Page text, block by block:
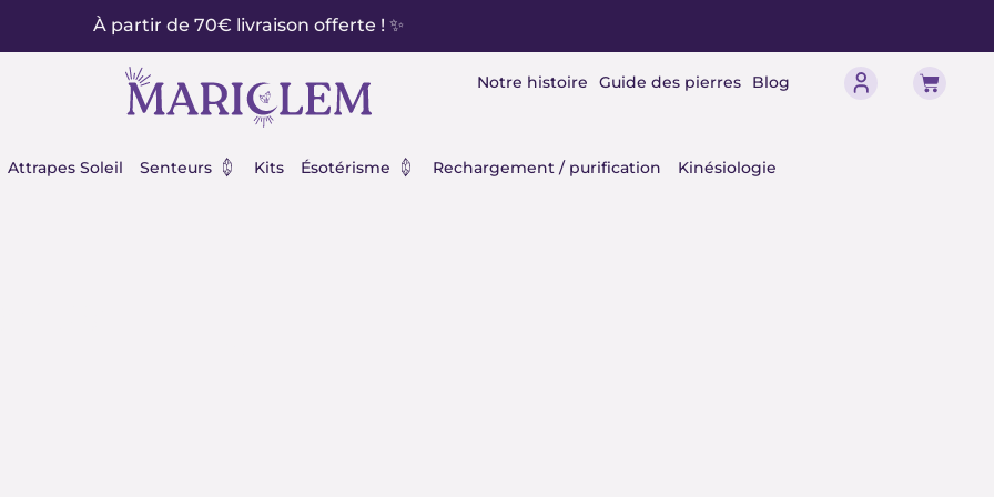
À partir de 70€ livraison offerte ! ✨
Notre histoire Guide des pierres Blog Panier
Attrapes Soleil Senteurs Ouvrir Senteurs
Kits Ésotérisme Ouvrir Ésotérisme
Rechargement / purification Kinésiologie